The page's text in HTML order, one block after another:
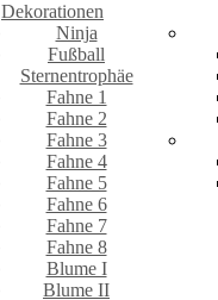
Dekorationen
Ninja
Fußball
Sternentrophäe
Fahne 1
Fahne 2
Fahne 3
Fahne 4
Fahne 5
Fahne 6
Fahne 7
Fahne 8
Blume I
Blume II